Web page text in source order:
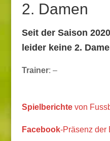
2. Damen
Seit der Saison
leider keine 2.
Trainer: –
Spielberichtevon
Facebook-Präsenz der